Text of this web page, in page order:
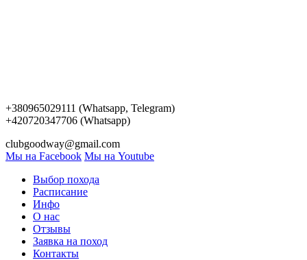
+380965029111 (Whatsapp, Telegram)
+420720347706 (Whatsapp)
clubgoodway@gmail.com
Мы на Facebook Мы на Youtube
Выбор похода
Расписание
Инфо
О нас
Отзывы
Заявка на поход
Контакты